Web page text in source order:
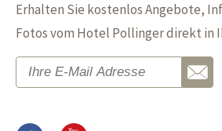
Erhalten Sie kostenlos Angebote,
Fotos vom Hotel Pollinger direkt in